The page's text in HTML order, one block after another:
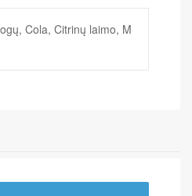
Cola, Citrinų laimo, M